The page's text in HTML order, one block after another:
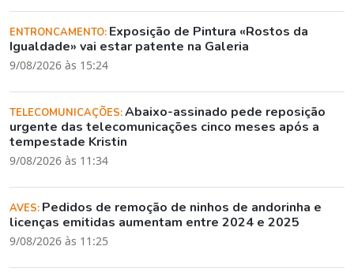
ENTRONCAMENTO: Exposição de Pintura «Rostos da
Igualdade» vai estar patente na Galeria
9/08/2026 às 15:24
TELECOMUNICAÇÕES:Abaixo-assinado pede reposição
urgente das telecomunicações cinco meses após a
tempestade Kristin
9/08/2026 às 11:34
AVES: Pedidos de remoção de ninhos de andorinha e
licenças emitidas aumentam entre 2024 e 2025
9/08/2026 às 11:25